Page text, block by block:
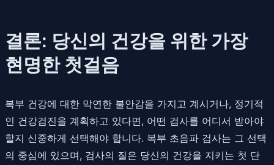
결론: 당신의 건강을 위한 가장
현명한 첫걸음
복부 건강에 대한 막연한 불안감을 가지고 계시거나, 정기적
인 건강검진을 계획하고 있다면, 어떤 검사를 어디서 받아야
할지 신중하게 선택해야 합니다. 복부 초음파 검사는 그 선택
의 중심에 있으며, 검사의 질은 당신의 건강을 지키는 첫 단